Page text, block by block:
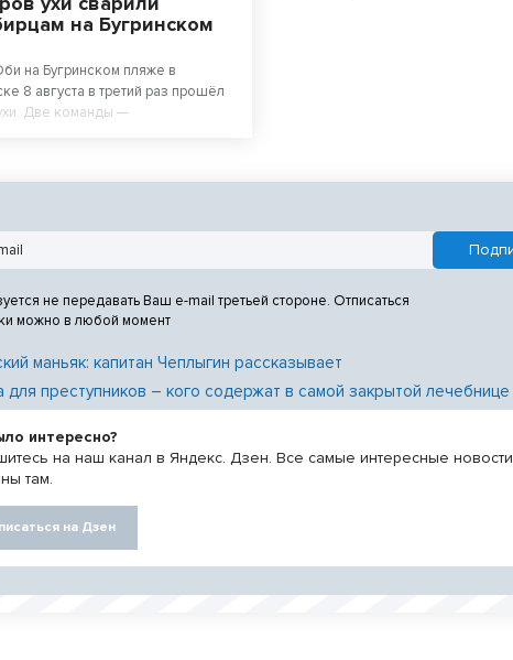
на Бугринском
на Бугринском пляже в
8 августа в третий раз прошёл
Две команды —
не передавать Ваш e-mail третьей стороне. Отписаться
можно в любой момент
маньяк: капитан Чеплыгин рассказывает
для преступников – кого содержат в самой закрытой
интересно?
на наш канал в Яндекс. Дзен. Все самые интересные новости
там.
на Дзен